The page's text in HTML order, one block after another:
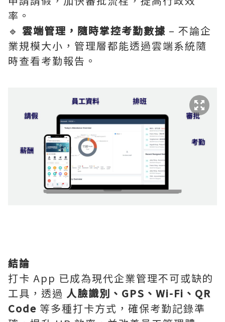
率。
🔹 雲端管理，隨時掌控考勤數據 – 不論企
業規模大小，管理層都能透過雲端系統隨
時查看考勤報告。
結論
打卡 App 已成為現代企業管理不可或缺的
工具，透過 人臉識別、GPS、Wi-Fi、QR
Code 等多種打卡方式，確保考勤記錄準